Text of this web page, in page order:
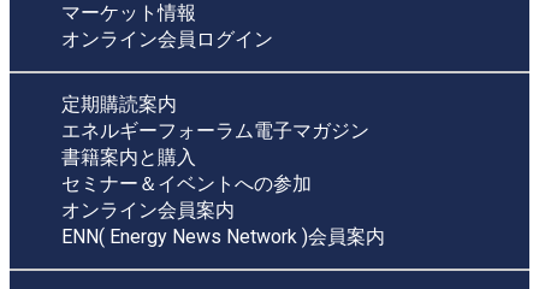
マーケット情報
オンライン会員ログイン
定期購読案内
エネルギーフォーラム電子マガジン
書籍案内と購入
セミナー＆イベントへの参加
オンライン会員案内
ENN( Energy News Network )会員案内